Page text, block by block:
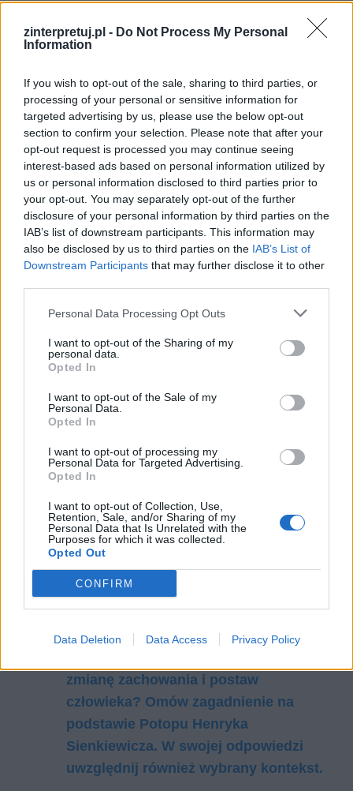
zinterpretuj.pl - Do Not Process My Personal
Information
If you wish to opt-out of the sale, sharing to third parties, or
processing of your personal or sensitive information for
targeted advertising by us, please use the below opt-out
section to confirm your selection. Please note that after your
opt-out request is processed you may continue seeing
interest-based ads based on personal information utilized by
us or personal information disclosed to third parties prior to
your opt-out. You may separately opt-out of the further
disclosure of your personal information by third parties on the
IAB’s list of downstream participants. This information may
also be disclosed by us to third parties on the IAB’s List of
Downstream Participants that may further disclose it to other
Personal Data Processing Opt Outs
I want to opt-out of the Sharing of my
personal data.
Opted In
I want to opt-out of the Sale of my
Personal Data.
Opted In
I want to opt-out of processing my
Personal Data for Targeted Advertising.
Opted In
I want to opt-out of Collection, Use,
Retention, Sale, and/or Sharing of my
Personal Data that Is Unrelated with the
Purposes for which it was collected.
Opted Out
CONFIRM
Data Deletion Data Access Privacy Policy
doczekała się cała polska literatura.
Czytaj także:
Odwołaj się do Pana Tadeusza i innej
wybranej przez siebie lektury
Książę Bogumił Radziwiłł –
charakterystyka
Obraz Polski i Polaków w literaturze.
Omów zagadnienie na podstawie
Potopu Henryka Sienkiewicza. W
swojej odpowiedzi uwzględnij również
wybrany kontekst.
zmianę zachowania i postaw
człowieka? Omów zagadnienie na
podstawie Potopu Henryka
Sienkiewicza. W swojej odpowiedzi
uwzględnij również wybrany kontekst.